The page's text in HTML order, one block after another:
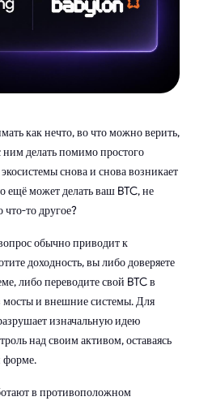
как нечто, во что можно верить,
ним делать помимо простого
снова и снова возникает
ещё может делать ваш BTC, не
что-то другое?
обычно приводит к
доходность, вы либо доверяете
либо переводите свой BTC в
мосты и внешние системы. Для
изначальную идею
над своим активом, оставаясь
форме.
в противоположном